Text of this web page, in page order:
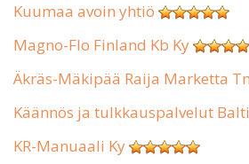
Kuumaa avoin yhtiö
Magno-Flo Finland Kb Ky
Äkräs-Mäkipää Raija Marketta
Käännös ja tulkkauspalvelut
KR-Manuaali Ky